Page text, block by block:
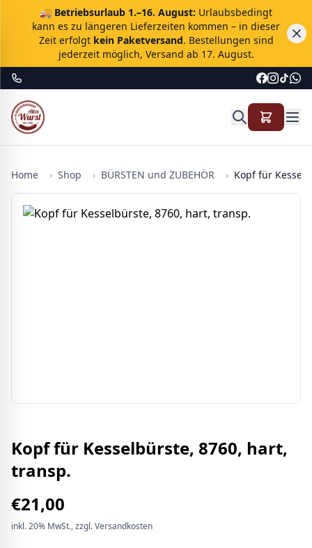
🚚 Betriebsurlaub 1.–16. August: Urlaubsbedingt
kann es zu längeren Lieferzeiten kommen – in dieser
Zeit erfolgt kein Paketversand. Bestellungen sind
jederzeit möglich, Versand ab 17. August.
Home › Shop › BÜRSTEN und ZUBEHÖR › Kopf für
Kopf für Kesselbürste, 8760, hart,
transp.
€21,00
inkl.20% MwSt., zzgl. Versandkosten